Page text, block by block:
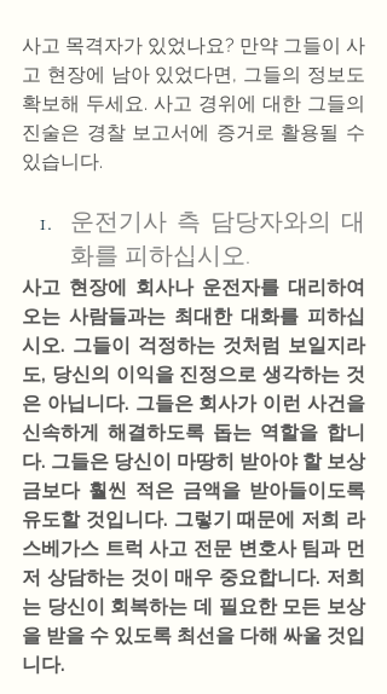
사고 목격자가 있었나요? 만약 그들이 사
고 현장에 남아 있었다면, 그들의 정보도
확보해 두세요. 사고 경위에 대한 그들의
진술은 경찰 보고서에 증거로 활용될 수
있습니다.
운전기사 측 담당자와의 대
화를 피하십시오.
사고 현장에 회사나 운전자를 대리하여
오는 사람들과는 최대한 대화를 피하십
시오. 그들이 걱정하는 것처럼 보일지라
도, 당신의 이익을 진정으로 생각하는 것
은 아닙니다. 그들은 회사가 이런 사건을
신속하게 해결하도록 돕는 역할을 합니
다. 그들은 당신이 마땅히 받아야 할 보상
금보다 훨씬 적은 금액을 받아들이도록
유도할 것입니다. 그렇기 때문에 저희 라
스베가스 트럭 사고 전문 변호사 팀과 먼
저 상담하는 것이 매우 중요합니다. 저희
는 당신이 회복하는 데 필요한 모든 보상
을 받을 수 있도록 최선을 다해 싸울 것입
니다.